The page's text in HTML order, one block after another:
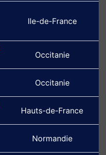
Ile-de-France
Occitanie
Occitanie
Hauts-de-France
Normandie